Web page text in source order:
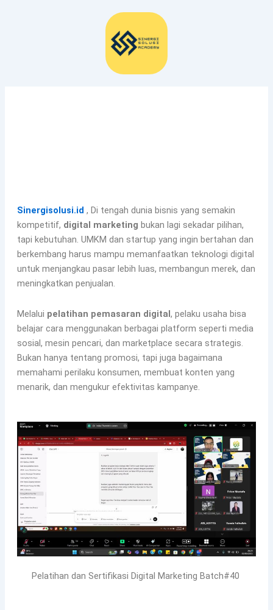
Sinergisolusi.id , Di tengah dunia bisnis yang semakin
kompetitif, digital marketing bukan lagi sekadar pilihan,
tapi kebutuhan. UMKM dan startup yang ingin bertahan dan
berkembang harus mampu memanfaatkan teknologi digital
untuk menjangkau pasar lebih luas, membangun merek, dan
meningkatkan penjualan.
Melalui pelatihan pemasaran digital, pelaku usaha bisa
belajar cara menggunakan berbagai platform seperti media
sosial, mesin pencari, dan marketplace secara strategis.
Bukan hanya tentang promosi, tapi juga bagaimana
memahami perilaku konsumen, membuat konten yang
menarik, dan mengukur efektivitas kampanye.
Pelatihan dan Sertifikasi Digital Marketing Batch#40